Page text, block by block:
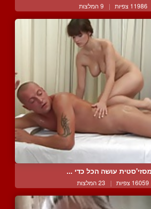
11986 צפיות | 9 המלצות
עושה הכל כדי ...
16059 צפיות | 23 המלצות